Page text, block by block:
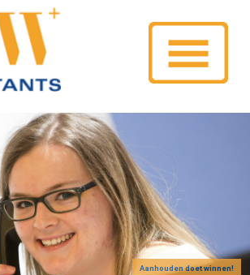
Aanhouden doet winnen!